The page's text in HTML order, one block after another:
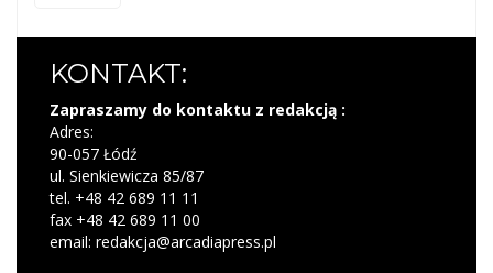
KONTAKT:
Zapraszamy do kontaktu z redakcją :
Adres:
90-057 Łódź
ul. Sienkiewicza 85/87
tel. +48 42 689 11 11
fax +48 42 689 11 00
email: redakcja@arcadiapress.pl